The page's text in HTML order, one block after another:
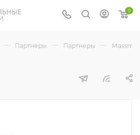
0
— Партнеры — Партнеры —